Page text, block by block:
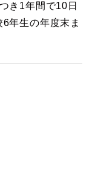
き1年間で10日
年生の年度末ま